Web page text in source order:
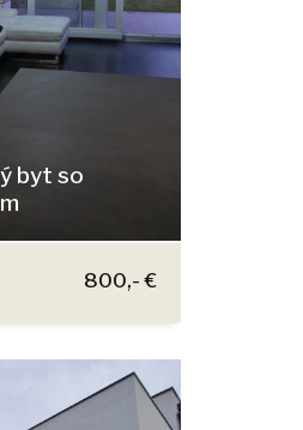
byt so
800,- €